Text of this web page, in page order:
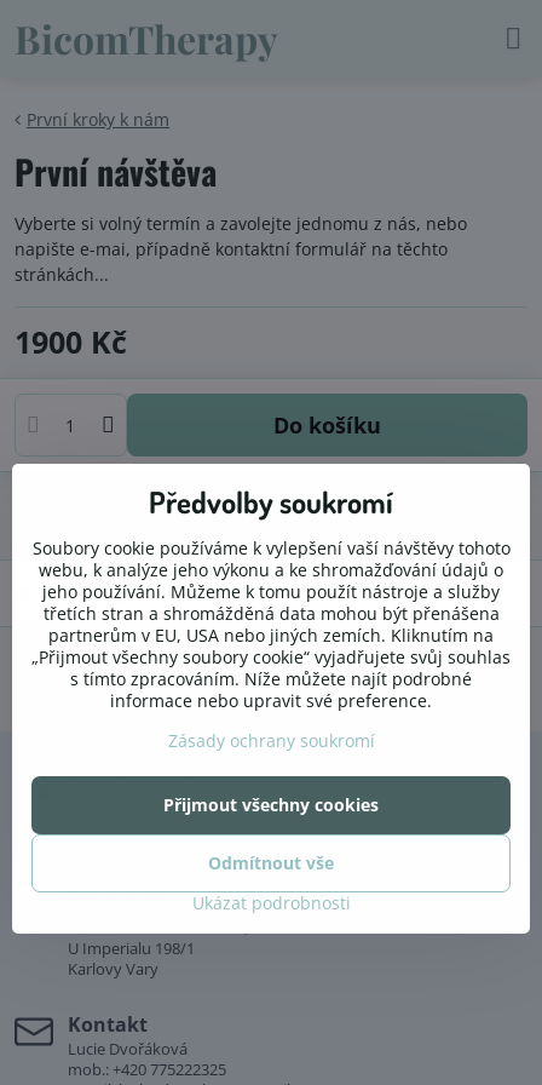
BicomTherapy
První kroky k nám
První návštěva
Vyberte si volný termín a zavolejte jednomu z nás, nebo
napište e-mai, případně kontaktní formulář na těchto
stránkách...
1900 Kč
Do košíku
Diskuse 0
FacebookTwitterBlueskyPinterestReddit LinkedInWhatsApp
E-
BicomTherapy
Najdete nás v těchto dvou provozovnách:
Dobřichovice
U Imperialu 198/1
Karlovy Vary
Kontakt
Lucie Dvořáková
mob.: +420 775222325
Předvolby soukromí
Soubory cookie používáme k vylepšení vaší návštěvy tohoto
webu, k analýze jeho výkonu a ke shromažďování údajů o
jeho používání. Můžeme k tomu použít nástroje a služby
třetích stran a shromážděná data mohou být přenášena
partnerům v EU, USA nebo jiných zemích. Kliknutím na
„Přijmout všechny soubory cookie“ vyjadřujete svůj souhlas
s tímto zpracováním. Níže můžete najít podrobné
informace nebo upravit své preference.
Zásady ochrany soukromí
Ukázat podrobnosti
Přijmout všechny cookies
Odmítnout vše